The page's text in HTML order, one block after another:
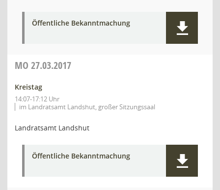
Öffentliche Bekanntmachung
MO 27.03.2017
Kreistag
14:07-17:12 Uhr
im Landratsamt Landshut, großer Sitzungssaal
Landratsamt Landshut
Öffentliche Bekanntmachung